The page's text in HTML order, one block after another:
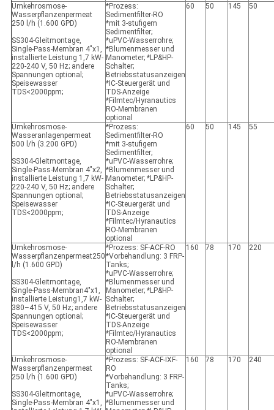
Umkehrosmose-
Wasserpflanzenpermeat
250 l/h (1.600 GPD)
SS304-Gleitmontage,
Single-Pass-Membran 4"x1,
installierte Leistung 1,7 kW-
220-240 V, 50 Hz; andere
Spannungen optional;
Speisewasser
TDS<2000ppm;
*Prozess:
Sedimentfilter-RO
*mit 3-stufigem
Sedimentfilter;
*uPVC-Wasserrohre;
*Blumenmesser und
Manometer; *LP&HP-
Schalter;
Betriebsstatusanzeigen
*IC-Steuergerät und
TDS-Anzeige
*Filmtec/Hyranautics
RO-Membranen
optional
60 50 145 50
Umkehrosmose-
Wasseranlagenpermeat
500 l/h (3.200 GPD)
SS304-Gleitmontage,
Single-Pass-Membran 4"x2,
installierte Leistung 1,7 kW-
220-240 V, 50 Hz; andere
Spannungen optional;
Speisewasser
TDS<2000ppm;
*Prozess:
Sedimentfilter-RO
*mit 3-stufigem
Sedimentfilter;
*uPVC-Wasserrohre;
*Blumenmesser und
Manometer; *LP&HP-
Schalter;
Betriebsstatusanzeigen
*IC-Steuergerät und
TDS-Anzeige
*Filmtec/Hyranautics
RO-Membranen
optional
60 50 145 55
Umkehrosmose-
Wasserpflanzenpermeat250
l/h (1.600 GPD)
SS304-Gleitmontage,
Single-Pass-Membran4"x1 ,
installierte Leistung1,7 kW-
380–415 V, 50 Hz; andere
Spannungen optional;
Speisewasser
TDS<2000ppm;
*Prozess: SF-ACF-RO
*Vorbehandlung: 3 FRP-
Tanks;
*uPVC-Wasserrohre;
*Blumenmesser und
Manometer; *LP&HP-
Schalter;
Betriebsstatusanzeigen
*IC-Steuergerät und
TDS-Anzeige
*Filmtec/Hyranautics
RO-Membranen
optional
160 78 170 220
Umkehrosmose-
Wasserpflanzenpermeat
250 l/h (1.600 GPD)
SS304-Gleitmontage,
Single-Pass-Membran 4"x1,
*Prozess: SF-ACF-IXF-
RO
*Vorbehandlung: 3 FRP-
Tanks;
*uPVC-Wasserrohre;
*Blumenmesser und
160 78 170 240